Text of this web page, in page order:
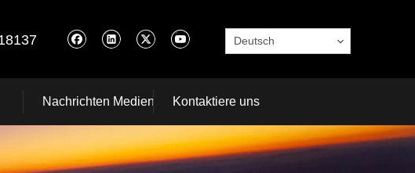
Deutsch
Nachrichten Medien Kontaktiere uns